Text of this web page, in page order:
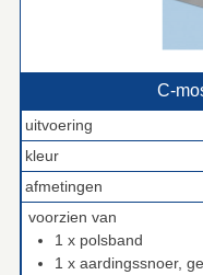
uitvoering
kleur
afmetingen
voorzien van
1 x polsband
1 x aardingssnoer,